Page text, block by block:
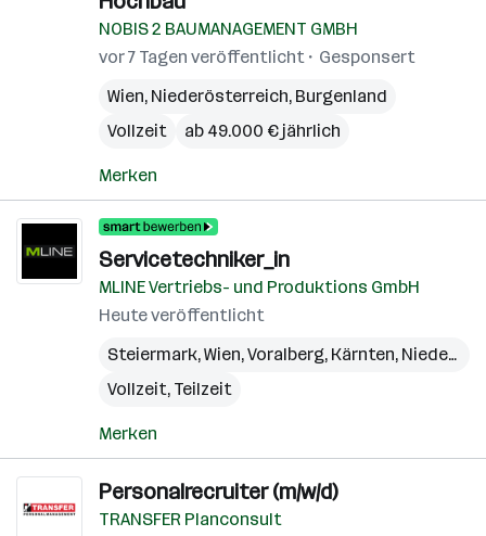
NOBIS 2 BAUMANAGEMENT GMBH
vor 7 Tagen veröffentlicht
Gesponsert
Wien, Niederösterreich, Burgenland
Vollzeit
ab 49.000 € jährlich
Merken
Servicetechniker_in
MLINE Vertriebs- und Produktions GmbH
Heute veröffentlicht
Steiermark,Wien,Voralberg, Kärnten, Niederösterreich
Vollzeit, Teilzeit
Merken
Personalrecruiter (m/w/d)
TRANSFER Planconsult